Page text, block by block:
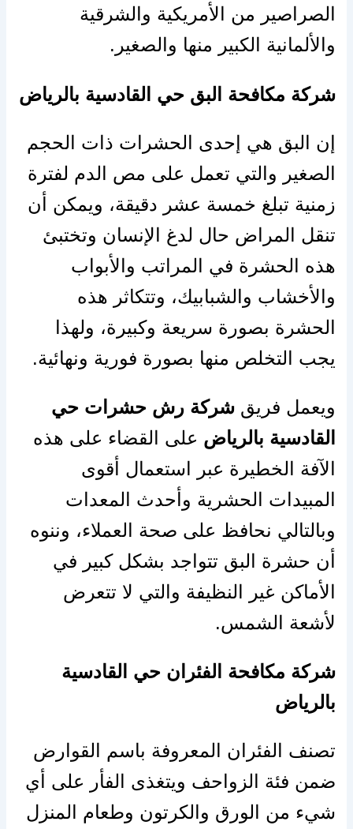
الصراصير من الأمريكية والشرقية
والألمانية الكبير منها والصغير.
شركة مكافحة البق حي القادسية بالرياض
إن البق هي إحدى الحشرات ذات الحجم
الصغير والتي تعمل على مص الدم لفترة
زمنية تبلغ خمسة عشر دقيقة، ويمكن أن
تنقل المراض حال لدغ الإنسان وتختبئ
هذه الحشرة في المراتب والأبواب
والأخشاب والشبابيك، وتتكاثر هذه
الحشرة بصورة سريعة وكبيرة، ولهذا
يجب التخلص منها بصورة فورية ونهائية.
ويعمل فريقشركة رش حشرات حي
القادسية بالرياض على القضاء على هذه
الآفة الخطيرة عبر استعمال أقوى
المبيدات الحشرية وأحدث المعدات
وبالتالي نحافظ على صحة العملاء، وننوه
أن حشرة البق تتواجد بشكل كبير في
الأماكن غير النظيفة والتي لا تتعرض
لأشعة الشمس.
شركة مكافحة الفئران حي القادسية
بالرياض
تصنف الفئران المعروفة باسم القوارض
ضمن فئة الزواحف ويتغذى الفأر على أي
شيء من الورق والكرتون وطعام المنزل